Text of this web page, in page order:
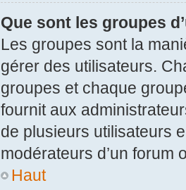
Que sont les groupes
Les groupes sont la
gérer des utilisateurs.
groupes et chaque
fournit aux
de plusieurs utilisateurs
modérateurs d’un forum
Haut